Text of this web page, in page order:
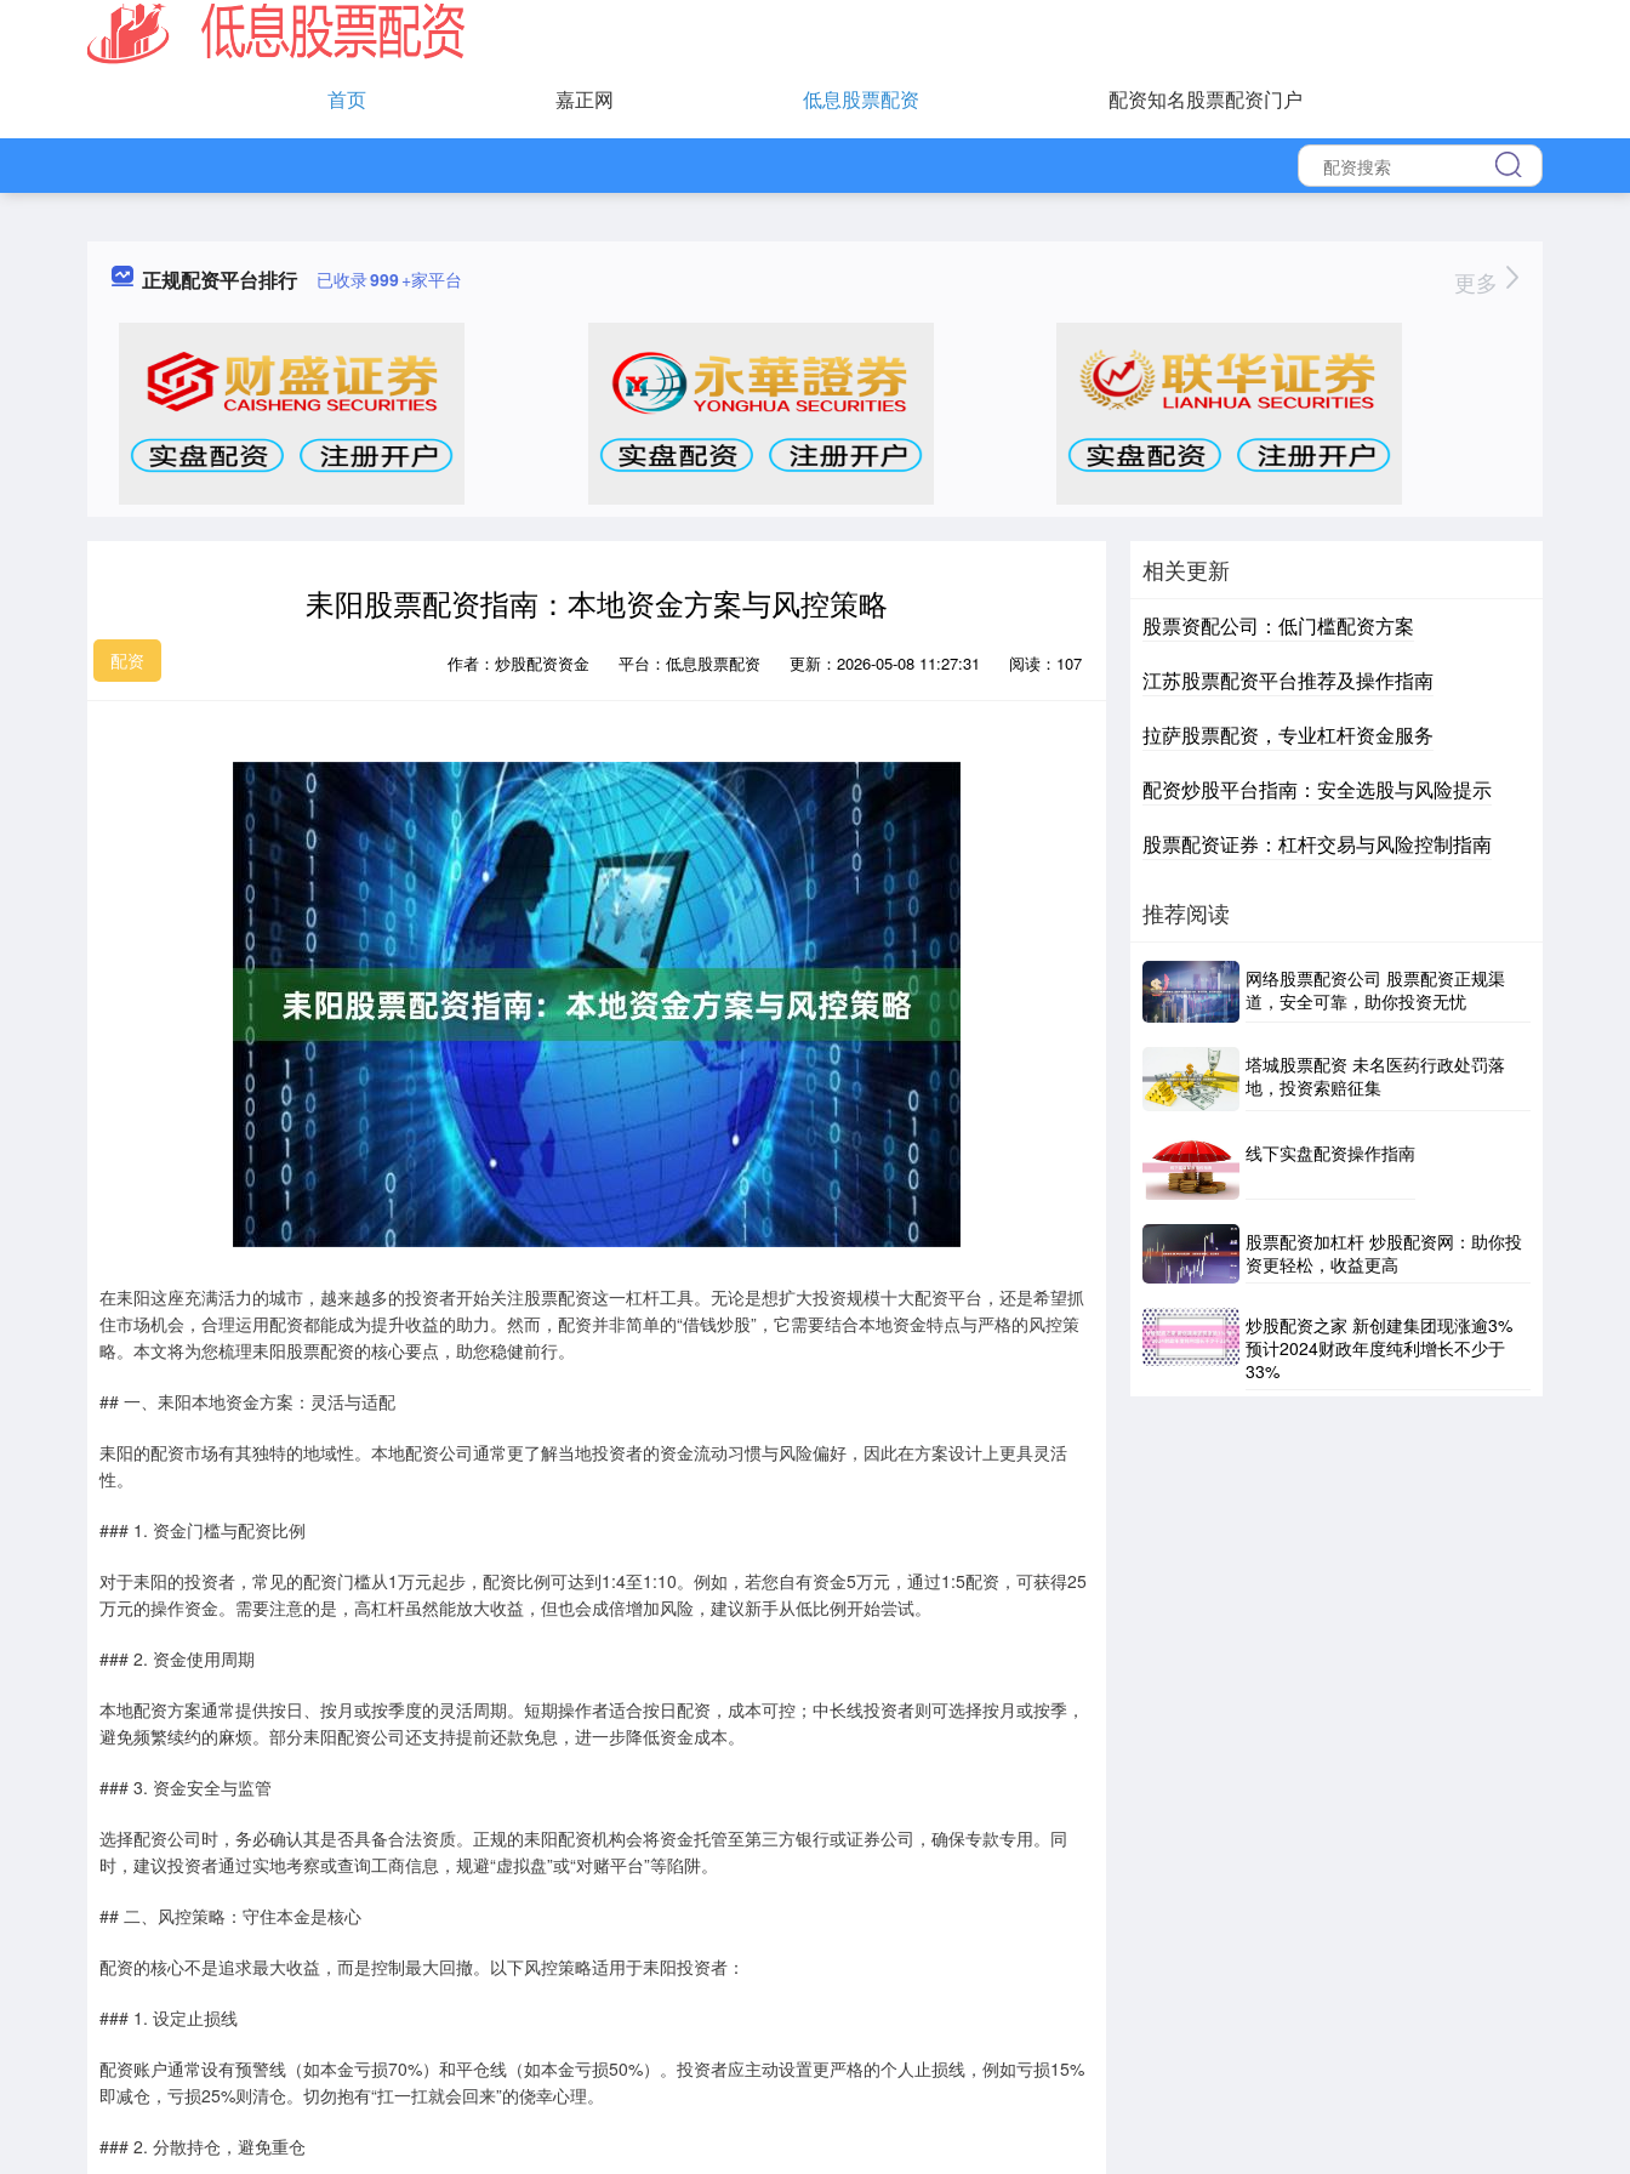
首页 嘉正网 低息股票配资 配资知名股票配资门户
正规配资平台排行 已收录999+家平台 更多
耒阳股票配资指南：本地资金方案与风控策略
配资 作者：炒股配资资金 平台：低息股票配资 更新：2026-05-08 11:27:31 阅读：107
在耒阳这座充满活力的城市，越来越多的投资者开始关注股票配资这一杠杆工具。无论是想扩大投资规模十大配资平台，还是希望抓
住市场机会，合理运用配资都能成为提升收益的助力。然而，配资并非简单的“借钱炒股”，它需要结合本地资金特点与严格的风控策
略。本文将为您梳理耒阳股票配资的核心要点，助您稳健前行。
## 一、耒阳本地资金方案：灵活与适配
耒阳的配资市场有其独特的地域性。本地配资公司通常更了解当地投资者的资金流动习惯与风险偏好，因此在方案设计上更具灵活
性。
### 1. 资金门槛与配资比例
对于耒阳的投资者，常见的配资门槛从1万元起步，配资比例可达到1:4至1:10。例如，若您自有资金5万元，通过1:5配资，可获得25
万元的操作资金。需要注意的是，高杠杆虽然能放大收益，但也会成倍增加风险，建议新手从低比例开始尝试。
### 2. 资金使用周期
本地配资方案通常提供按日、按月或按季度的灵活周期。短期操作者适合按日配资，成本可控；中长线投资者则可选择按月或按季，
避免频繁续约的麻烦。部分耒阳配资公司还支持提前还款免息，进一步降低资金成本。
### 3. 资金安全与监管
选择配资公司时，务必确认其是否具备合法资质。正规的耒阳配资机构会将资金托管至第三方银行或证券公司，确保专款专用。同
时，建议投资者通过实地考察或查询工商信息，规避“虚拟盘”或“对赌平台”等陷阱。
## 二、风控策略：守住本金是核心
配资的核心不是追求最大收益，而是控制最大回撤。以下风控策略适用于耒阳投资者：
### 1. 设定止损线
配资账户通常设有预警线（如本金亏损70%）和平仓线（如本金亏损50%）。投资者应主动设置更严格的个人止损线，例如亏损15%
即减仓，亏损25%则清仓。切勿抱有“扛一扛就会回来”的侥幸心理。
### 2. 分散持仓，避免重仓
相关更新
股票资配公司：低门槛配资方案
江苏股票配资平台推荐及操作指南
拉萨股票配资，专业杠杆资金服务
配资炒股平台指南：安全选股与风险提示
股票配资证券：杠杆交易与风险控制指南
推荐阅读
网络股票配资公司 股票配资正规渠
道，安全可靠，助你投资无忧
塔城股票配资 未名医药行政处罚落
地，投资索赔征集
线下实盘配资操作指南
股票配资加杠杆 炒股配资网：助你投
资更轻松，收益更高
炒股配资之家 新创建集团现涨逾3%
预计2024财政年度纯利增长不少于
33%